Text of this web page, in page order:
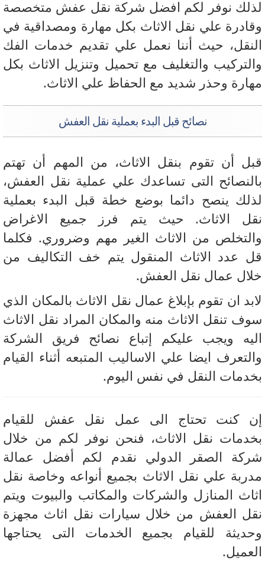
نوفر لكم افضل شركة نقل عفش متخصصة
علي نقل الاثاث بكل مهارة ومصداقية في
حيث أننا نعمل علي تقديم خدمات الفك
والتغليف مع تحميل وتنزيل الاثاث بكل
وحذر شديد مع الحفاظ علي الاثاث.
نصائح قبل البدء بعملية نقل العفش
أن تقوم بنقل الاثاث، من المهم أن تهتم
التى تساعدك علي عملية نقل العفش،
ينصح دائما بوضع خطة قبل البدء بعملية
الاثاث. حيث يتم فرز جميع الاغراض
من الاثاث الغير مهم وضروري. فكلما
عدد الاثاث المنقول يتم خف التكاليف من
عمال نقل العفش.
ان تقوم بإبلاغ عمال نقل الاثاث بالمكان الذي
تنقل الاثاث منه والمكان المراد نقل الاثاث
ويجب عليكم إتباع نصائح فريق الشركة
ايضا علي الاساليب المتبعه أثناء القيام
النقل في نفس اليوم.
كنت تحتاج الى عمل نقل عفش للقيام
نقل الاثاث، فنحن نوفر لكم من خلال
الصقر الدولي نقدم لكم أفضل عمالة
علي نقل الاثاث بجميع أنواعه وخاصة نقل
المنازل والشركات والمكاتب والبيوت ويتم
العفش من خلال سيارات نقل اثاث مجهزة
للقيام بجميع الخدمات التى يحتاجها